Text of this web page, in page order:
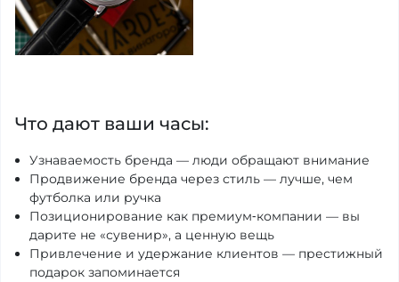
Что дают ваши часы:
Узнаваемость бренда — люди обращают внимание
Продвижение бренда через стиль — лучше, чем
футболка или ручка
Позиционирование как премиум‑компании — вы
дарите не «сувенир», а ценную вещь
Привлечение и удержание клиентов — престижный
подарок запоминается